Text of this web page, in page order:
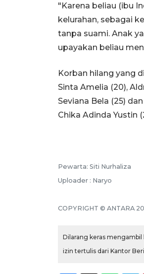
"Karena beliau (ibu
kelurahan, sebagai
tanpa suami. Anak
upayakan beliau
Korban hilang yang
Sinta Amelia (20),
Seviana Bela (25)
Chika Adinda Yustin
Pewarta: Siti Nurhaliza
Uploader : Naryo
COPYRIGHT © ANTARA
Dilarang keras
izin tertulis dari Kantor